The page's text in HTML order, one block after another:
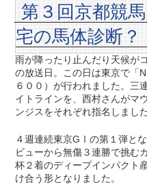
第３回京都競
宅の馬体診断？
雨が降ったり止んだり天候が
の放送日。この日は東京で「
６００）が行われました。三
イトラインを、西村さんがマ
ンジスをそれぞれ指名しました
４週連続東京GⅠの第１弾と
ビューから無傷３連勝で挑む
杯２着のディープインパクト
け合う形となりました。